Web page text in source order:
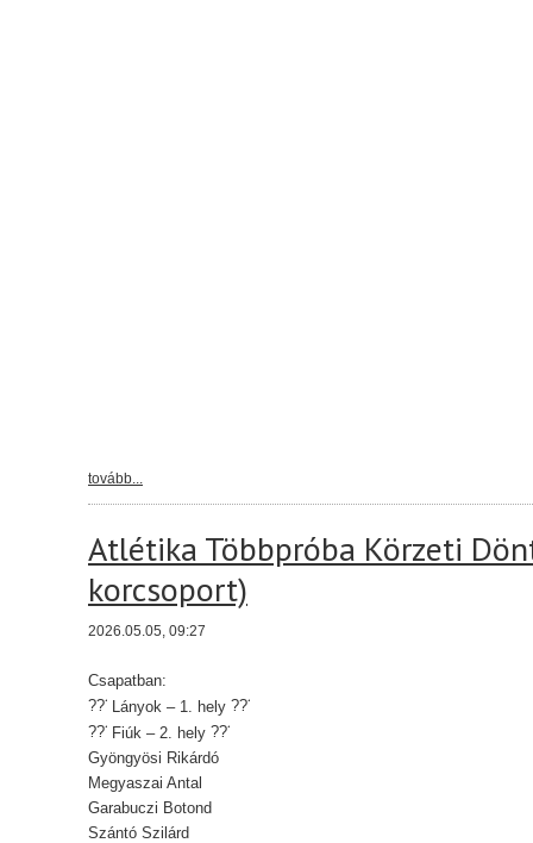
tovább...
Atlétika Többpróba Körzeti
korcsoport)
2026.05.05, 09:27
Csapatban:
Lányok – 1. hely
Fiúk – 2. hely
Gyöngyösi Rikárdó
Megyaszai Antal
Garabuczi Botond
Szántó Szilárd